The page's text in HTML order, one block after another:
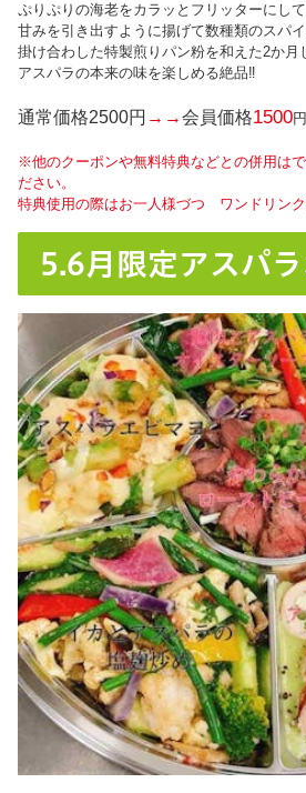
ぷりぷりの海老をカラッとフリッターにし
甘みを引き出すように揚げて数種類のスパ
掛け合わした特製煎りパン粉を和えた2か月
アスパラの本来の味を楽しめる絶品‼
通常価格2500円 →→会員価格1500円
※他のクーポンや無料特典などとの併用は
ださい。
特典使用の際はお一人様づつ ワンドリンク
5.6月限定アスパ